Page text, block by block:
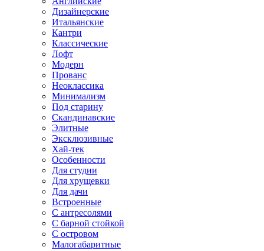
Дизайнерские
Итальянские
Кантри
Классические
Лофт
Модерн
Прованс
Неоклассика
Минимализм
Под старину
Скандинавские
Элитные
Эксклюзивные
Хай-тек
Особенности
Для студии
Для хрущевки
Для дачи
Встроенные
С антресолями
С барной стойкой
С островом
Малогабаритные